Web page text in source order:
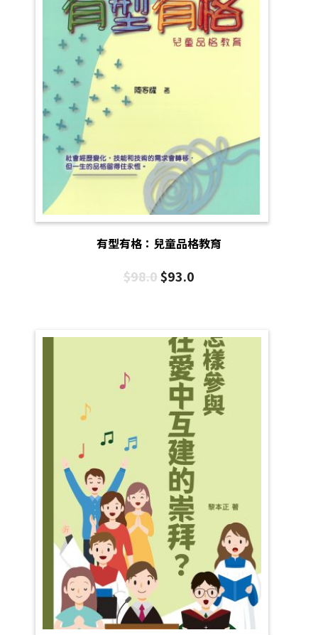
有型有格：兒童品格教育
$98.0$93.0